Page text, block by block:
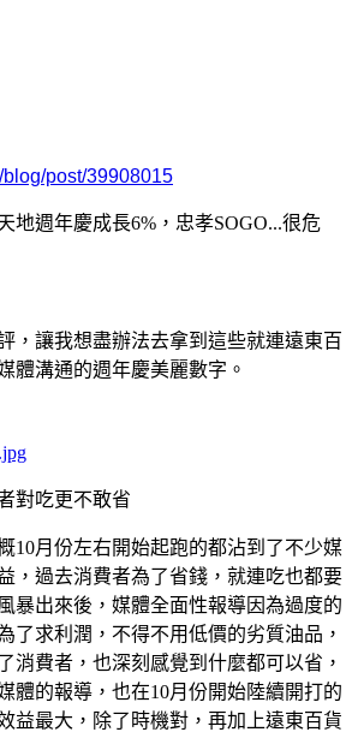
post/39908015
地週年慶成長6%，忠孝SOGO...很危
，讓我想盡辦法去拿到這些就連遠東百
體溝通的週年慶美麗數字。
對吃更不敢省
10月份左右開始起跑的都沾到了不少媒
，過去消費者為了省錢，就連吃也都要
暴出來後，媒體全面性報導因為過度的
了求利潤，不得不用低價的劣質油品，
消費者，也深刻感覺到什麼都可以省，
體的報導，也在10月份開始陸續開打的
益最大，除了時機對，再加上遠東百貨